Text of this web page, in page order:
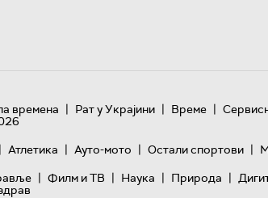
времена | Рат у Украјини | Време |
| Атлетика | Ауто-мото | Остали спортови |
| Филм и ТВ | Наука | Природа |